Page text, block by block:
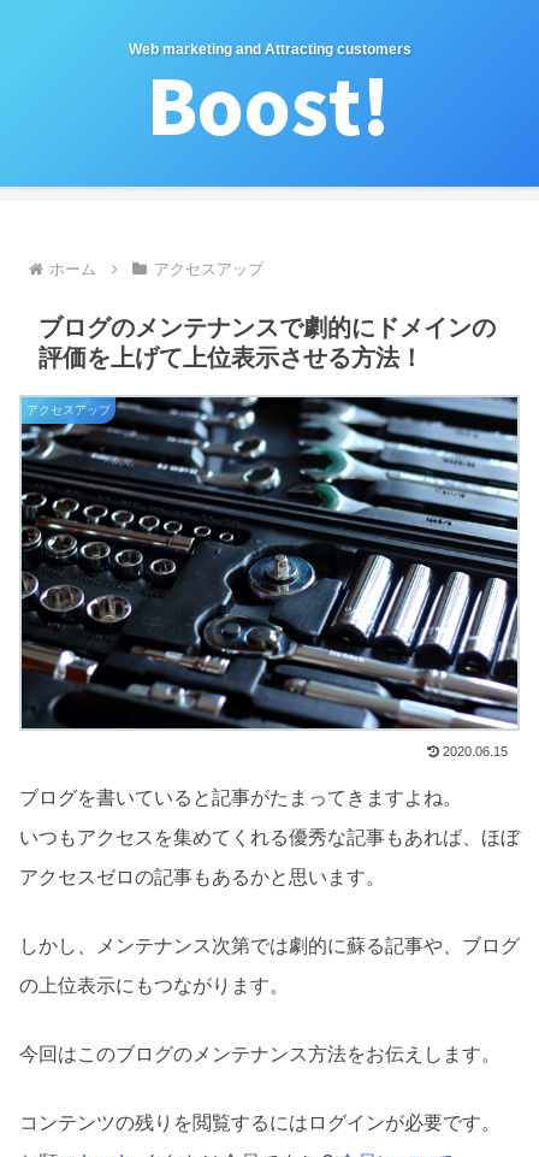
Web marketing and Attracting customers
ホーム アクセスアップ
ブログのメンテナンスで劇的にドメインの
評価を上げて上位表示させる方法！
アクセスアップ
2020.06.15
ブログを書いていると記事がたまってきますよね。
いつもアクセスを集めてくれる優秀な記事もあれば、ほぼ
アクセスゼロの記事もあるかと思います。
しかし、メンテナンス次第では劇的に蘇る記事や、ブログ
の上位表示にもつながります。
今回はこのブログのメンテナンス方法をお伝えします。
コンテンツの残りを閲覧するにはログインが必要です。